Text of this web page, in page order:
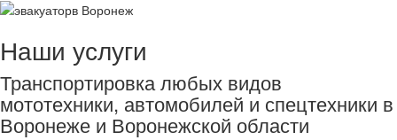
Наши услуги
Транспортировка любых видов
мототехники, автомобилей и спецтехники в
Воронеже и Воронежской области